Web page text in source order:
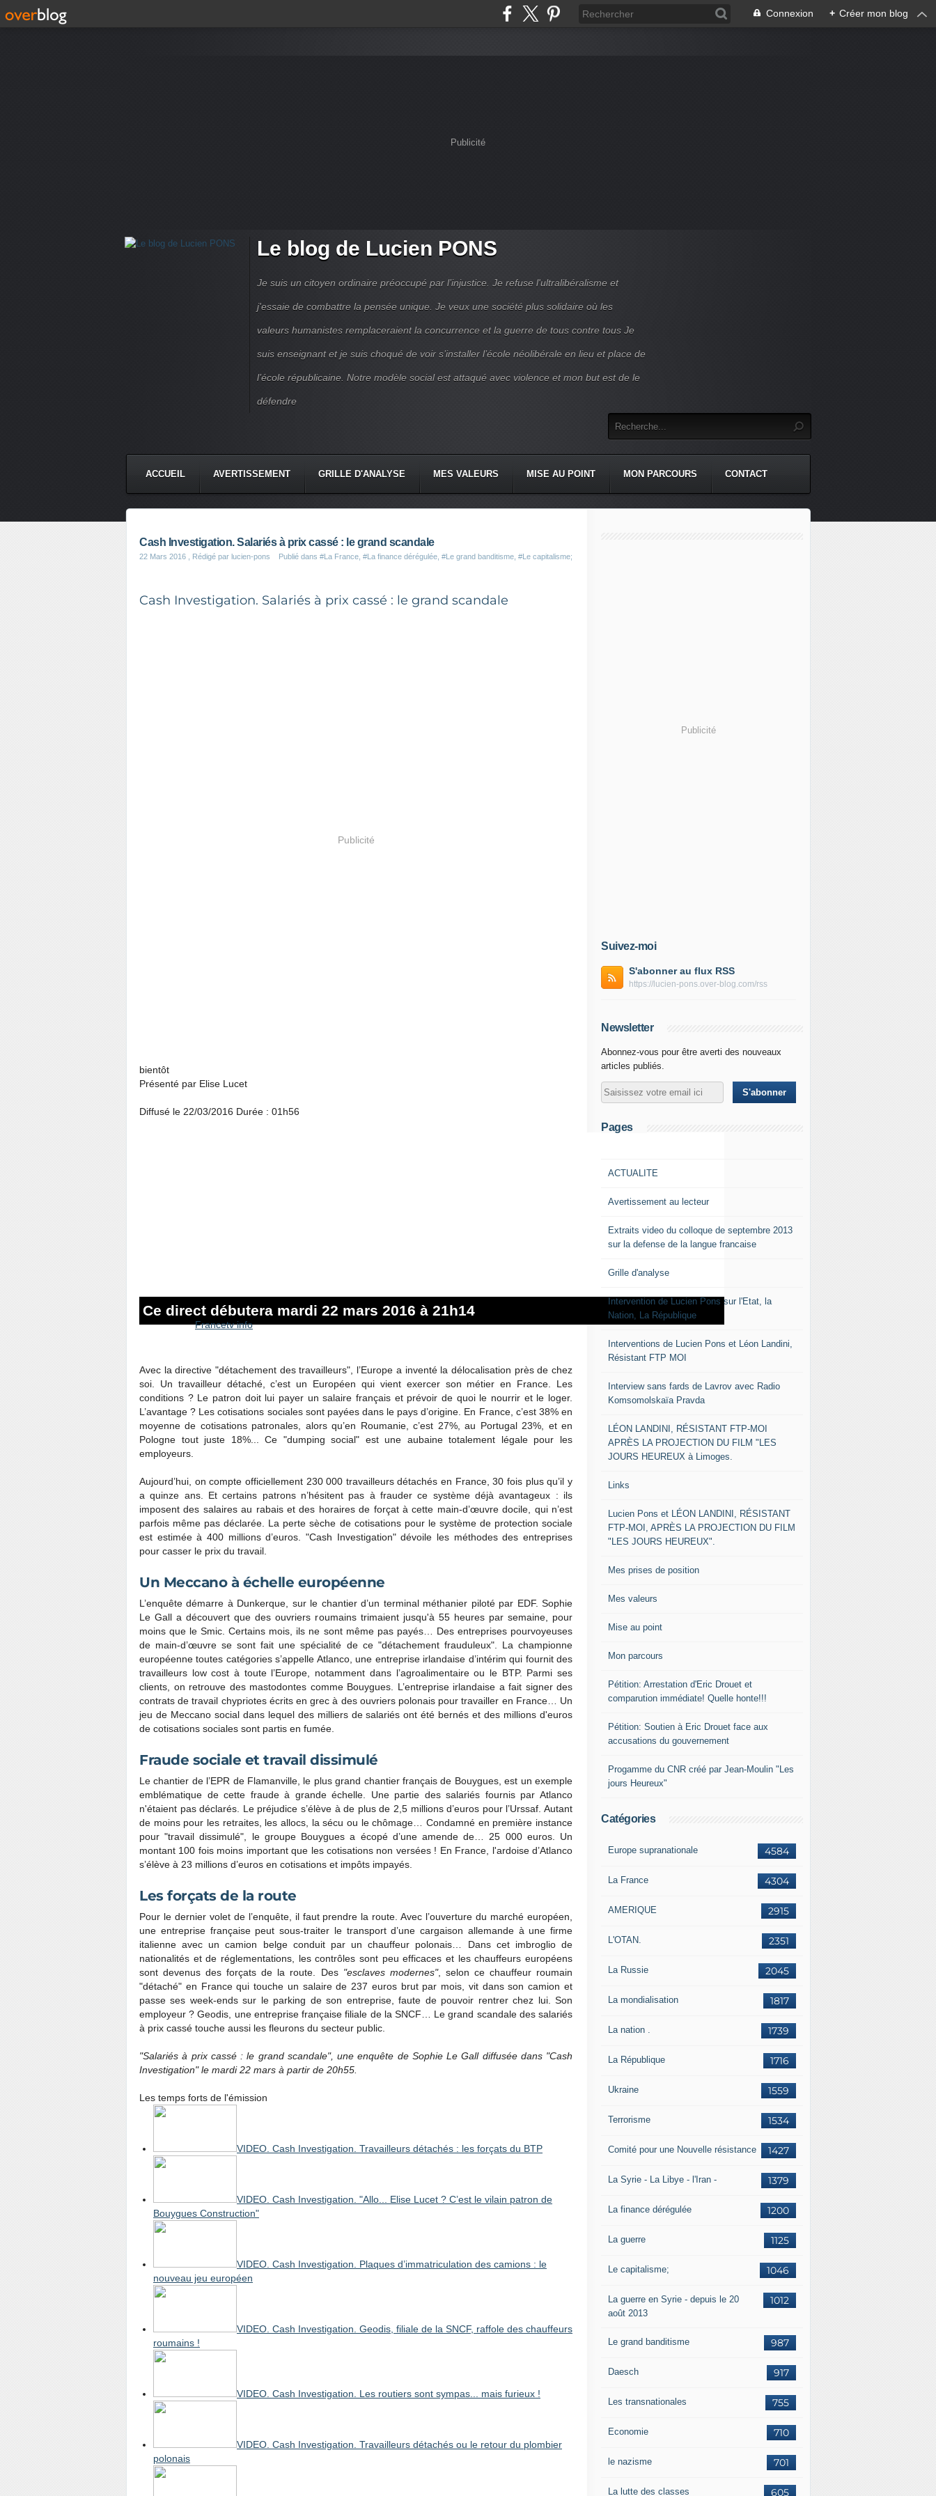
Connexion + Créer mon blog
Publicité
Le blog de Lucien PONS
Je suis un citoyen ordinaire préoccupé par l’injustice. Je refuse l'ultralibéralisme et
j'essaie de combattre la pensée unique. Je veux une société plus solidaire où les
valeurs humanistes remplaceraient la concurrence et la guerre de tous contre tous Je
suis enseignant et je suis choqué de voir s’installer l’école néolibérale en lieu et place de
l’école républicaine. Notre modèle social est attaqué avec violence et mon but est de le
défendre
ACCUEIL AVERTISSEMENT GRILLE D'ANALYSE MES VALEURS MISE AU POINT MON PARCOURS CONTACT
Cash Investigation. Salariés à prix cassé : le grand scandale
22 Mars 2016 , Rédigé par lucien-pons Publié dans #La France #La finance dérégulée #Le grand banditisme #Le capitalisme;
Cash Investigation. Salariés à prix cassé : le grand scandale
Publicité
bientôt
Présenté par Elise Lucet
Diffusé le 22/03/2016 Durée : 01h56
Ce direct débutera mardi 22 mars 2016 à 21h14
Francetv info
Avec la directive "détachement des travailleurs", l’Europe a inventé la délocalisation près de chez
soi. Un travailleur détaché, c’est un Européen qui vient exercer son métier en France. Les
conditions ? Le patron doit lui payer un salaire français et prévoir de quoi le nourrir et le loger.
L’avantage ? Les cotisations sociales sont payées dans le pays d’origine. En France, c’est 38% en
moyenne de cotisations patronales, alors qu’en Roumanie, c’est 27%, au Portugal 23%, et en
Pologne tout juste 18%... Ce "dumping social" est une aubaine totalement légale pour les
employeurs.
Aujourd’hui, on compte officiellement 230 000 travailleurs détachés en France, 30 fois plus qu’il y
a quinze ans. Et certains patrons n’hésitent pas à frauder ce système déjà avantageux : ils
imposent des salaires au rabais et des horaires de forçat à cette main-d’œuvre docile, qui n’est
parfois même pas déclarée. La perte sèche de cotisations pour le système de protection sociale
est estimée à 400 millions d’euros. "Cash Investigation" dévoile les méthodes des entreprises
pour casser le prix du travail.
Un Meccano à échelle européenne
L’enquête démarre à Dunkerque, sur le chantier d’un terminal méthanier piloté par EDF. Sophie
Le Gall a découvert que des ouvriers roumains trimaient jusqu'à 55 heures par semaine, pour
moins que le Smic. Certains mois, ils ne sont même pas payés… Des entreprises pourvoyeuses
de main-d’œuvre se sont fait une spécialité de ce "détachement frauduleux". La championne
européenne toutes catégories s’appelle Atlanco, une entreprise irlandaise d’intérim qui fournit des
travailleurs low cost à toute l’Europe, notamment dans l’agroalimentaire ou le BTP. Parmi ses
clients, on retrouve des mastodontes comme Bouygues. L’entreprise irlandaise a fait signer des
contrats de travail chypriotes écrits en grec à des ouvriers polonais pour travailler en France… Un
jeu de Meccano social dans lequel des milliers de salariés ont été bernés et des millions d'euros
de cotisations sociales sont partis en fumée.
Fraude sociale et travail dissimulé
Le chantier de l’EPR de Flamanville, le plus grand chantier français de Bouygues, est un exemple
emblématique de cette fraude à grande échelle. Une partie des salariés fournis par Atlanco
n'étaient pas déclarés. Le préjudice s’élève à de plus de 2,5 millions d’euros pour l’Urssaf. Autant
de moins pour les retraites, les allocs, la sécu ou le chômage… Condamné en première instance
pour "travail dissimulé", le groupe Bouygues a écopé d’une amende de… 25 000 euros. Un
montant 100 fois moins important que les cotisations non versées ! En France, l'ardoise d’Atlanco
s’élève à 23 millions d’euros en cotisations et impôts impayés.
Les forçats de la route
Pour le dernier volet de l’enquête, il faut prendre la route. Avec l’ouverture du marché européen,
une entreprise française peut sous-traiter le transport d’une cargaison allemande à une firme
italienne avec un camion belge conduit par un chauffeur polonais… Dans cet imbroglio de
nationalités et de réglementations, les contrôles sont peu efficaces et les chauffeurs européens
sont devenus des forçats de la route. Des "esclaves modernes", selon ce chauffeur roumain
"détaché" en France qui touche un salaire de 237 euros brut par mois, vit dans son camion et
passe ses week-ends sur le parking de son entreprise, faute de pouvoir rentrer chez lui. Son
employeur ? Geodis, une entreprise française filiale de la SNCF… Le grand scandale des salariés
à prix cassé touche aussi les fleurons du secteur public.
"Salariés à prix cassé : le grand scandale", une enquête de Sophie Le Gall diffusée dans "Cash
Investigation" le mardi 22 mars à partir de 20h55.
Les temps forts de l'émission
VIDEO. Cash Investigation. Travailleurs détachés : les forçats du BTP
VIDEO. Cash Investigation. "Allo... Elise Lucet ? C’est le vilain patron de
Bouygues Construction"
VIDEO. Cash Investigation. Plaques d’immatriculation des camions : le
nouveau jeu européen
VIDEO. Cash Investigation. Geodis, filiale de la SNCF, raffole des chauffeurs
roumains !
VIDEO. Cash Investigation. Les routiers sont sympas... mais furieux !
VIDEO. Cash Investigation. Travailleurs détachés ou le retour du plombier
polonais
Publicité
Suivez-moi
S'abonner au flux RSS
https://lucien-pons.over-blog.com/rss
Newsletter
Abonnez-vous pour être averti des nouveaux
articles publiés.
Pages
ACTUALITE
Avertissement au lecteur
Extraits video du colloque de septembre 2013
sur la defense de la langue francaise
Grille d'analyse
Intervention de Lucien Pons sur l'Etat, la
Nation, La République
Interventions de Lucien Pons et Léon Landini,
Résistant FTP MOI
Interview sans fards de Lavrov avec Radio
Komsomolskaïa Pravda
LÉON LANDINI, RÉSISTANT FTP-MOI
APRÈS LA PROJECTION DU FILM "LES
JOURS HEUREUX à Limoges.
Links
Lucien Pons et LÉON LANDINI, RÉSISTANT
FTP-MOI, APRÈS LA PROJECTION DU FILM
"LES JOURS HEUREUX".
Mes prises de position
Mes valeurs
Mise au point
Mon parcours
Pétition: Arrestation d'Eric Drouet et
comparution immédiate! Quelle honte!!!
Pétition: Soutien à Eric Drouet face aux
accusations du gouvernement
Progamme du CNR créé par Jean-Moulin "Les
jours Heureux"
Catégories
4584
Europe supranationale
4304
La France
2915
AMERIQUE
2351
L'OTAN.
2045
La Russie
1817
La mondialisation
1739
La nation .
1716
La République
1559
Ukraine
1534
Terrorisme
1427
Comité pour une Nouvelle résistance
1379
La Syrie - La Libye - l'Iran -
1200
La finance dérégulée
1125
La guerre
1046
Le capitalisme;
1012
La guerre en Syrie - depuis le 20
août 2013
987
Le grand banditisme
917
Daesch
755
Les transnationales
710
Economie
701
le nazisme
605
La lutte des classes